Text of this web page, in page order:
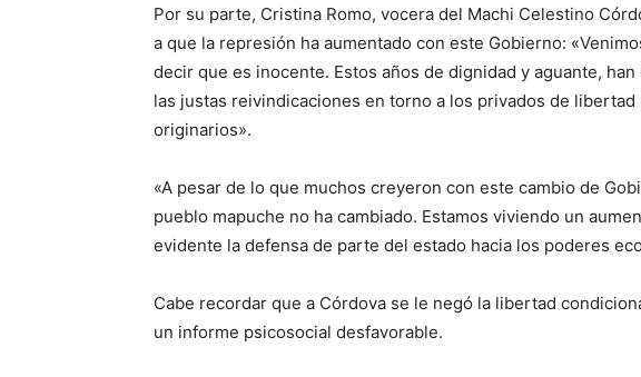
Por su parte, Cristina Romo, vocera del Machi Celestino
a que la represión ha aumentado con este Gobierno:
decir que es inocente. Estos años de dignidad y aguante,
las justas reivindicaciones en torno a los privados de
originarios».
«A pesar de lo que muchos creyeron con este cambio de
pueblo mapuche no ha cambiado. Estamos viviendo un
evidente la defensa de parte del estado hacia los poderes
Cabe recordar que a Córdova se le negó la libertad
un informe psicosocial desfavorable.